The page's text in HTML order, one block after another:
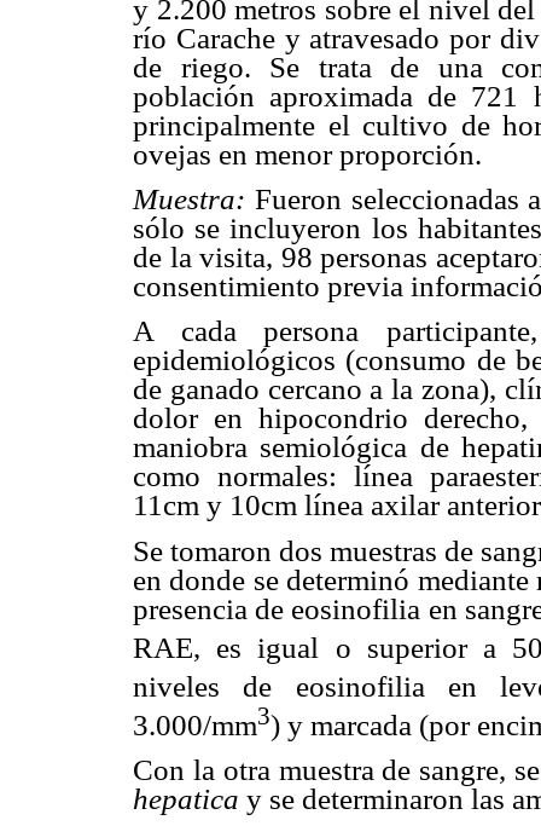
y 2.200 metros sobre el nivel
río Carache y atravesado por
de riego. Se trata de una
población aproximada de 721
principalmente el cultivo de
ovejas en menor proporción.
Muestra: Fueron seleccionadas
sólo se incluyeron los
de la visita, 98 personas
consentimiento previa
A cada persona
epidemiológicos (consumo de
de ganado cercano a la zona),
dolor en hipocondrio
maniobra semiológica de
como normales: línea
11cm y 10cm línea axilar
Se tomaron dos muestras de
en donde se determinó
presencia de eosinofilia en
RAE, es igual o superior a
niveles de eosinofilia en
3.000/mm3) y marcada (por
Con la otra muestra de sangre,
hepatica y se determinaron las